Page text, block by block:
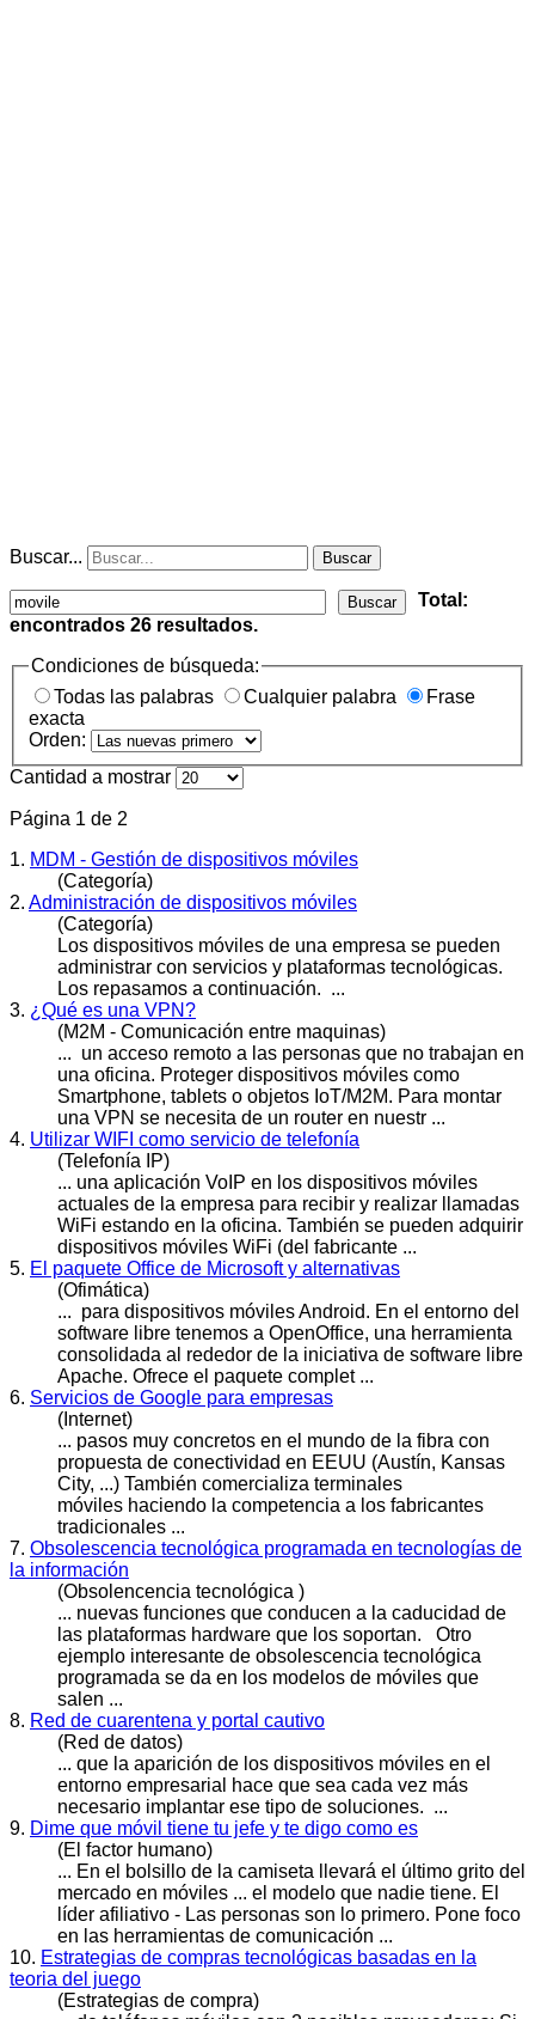
Buscar... Buscar
Buscar
Total:
encontrados 26 resultados.
Condiciones de búsqueda:
Todas las palabras
Cualquier palabra
Frase
exacta
Orden:
Cantidad a mostrar
Página 1 de 2
1. MDM - Gestión de dispositivos móviles
(Categoría)
2. Administración de dispositivos móviles
(Categoría)
Los dispositivos móviles de una empresa se pueden
administrar con servicios y plataformas tecnológicas.
Los repasamos a continuación. ...
3. ¿Qué es una VPN?
(M2M - Comunicación entre maquinas)
... un acceso remoto a las personas que no trabajan en
una oficina. Proteger dispositivos móviles como
Smartphone, tablets o objetos IoT/M2M. Para montar
una VPN se necesita de un router en nuestr ...
4. Utilizar WIFI como servicio de telefonía
(Telefonía IP)
... una aplicación VoIP en los dispositivos móviles
actuales de la empresa para recibir y realizar llamadas
WiFi estando en la oficina. También se pueden adquirir
dispositivos móviles WiFi (del fabricante ...
5. El paquete Office de Microsoft y alternativas
(Ofimática)
... para dispositivos móviles Android. En el entorno del
software libre tenemos a OpenOffice, una herramienta
consolidada al rededor de la iniciativa de software libre
Apache. Ofrece el paquete complet ...
6. Servicios de Google para empresas
(Internet)
... pasos muy concretos en el mundo de la fibra con
propuesta de conectividad en EEUU (Austín, Kansas
City, ...) También comercializa terminales
móviles haciendo la competencia a los fabricantes
tradicionales ...
7. Obsolescencia tecnológica programada en tecnologías de
la información
(Obsolencencia tecnológica )
... nuevas funciones que conducen a la caducidad de
las plataformas hardware que los soportan. Otro
ejemplo interesante de obsolescencia tecnológica
programada se da en los modelos de móviles que
salen ...
8. Red de cuarentena y portal cautivo
(Red de datos)
... que la aparición de los dispositivos móviles en el
entorno empresarial hace que sea cada vez más
necesario implantar ese tipo de soluciones. ...
9. Dime que móvil tiene tu jefe y te digo como es
(El factor humano)
... En el bolsillo de la camiseta llevará el último grito del
mercado en móviles ... el modelo que nadie tiene. El
líder afiliativo - Las personas son lo primero. Pone foco
en las herramientas de comunicación ...
10. Estrategias de compras tecnológicas basadas en la
teoria del juego
(Estrategias de compra)